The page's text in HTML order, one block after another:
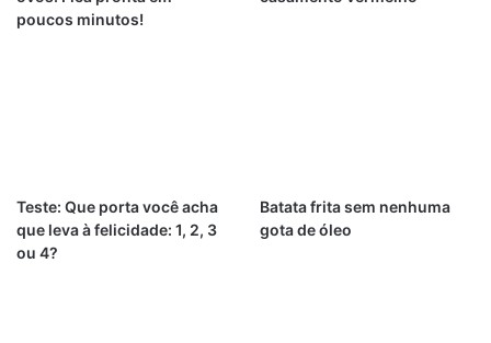
poucos minutos!
Teste: Que porta você acha
que leva à felicidade: 1, 2, 3
ou 4?
Batata frita sem nenhuma
gota de óleo